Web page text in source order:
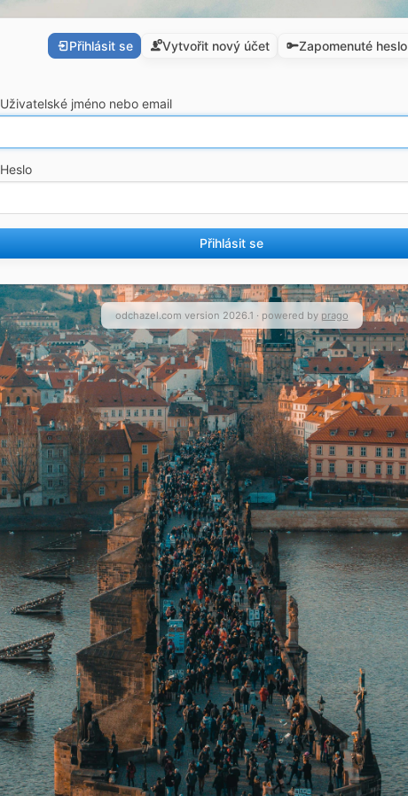
Přihlásit se Vytvořit nový účet Zapomenuté heslo
Uživatelské jméno nebo email
Heslo
Přihlásit se
odchazel.com version 2026.1 · powered by prago